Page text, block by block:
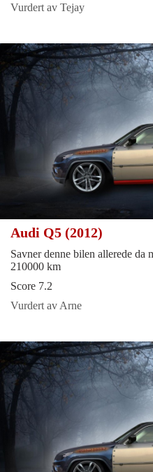
Vurdert av Tejay
Audi Q5 (2012)
Savner denne bilen allerede da
210000 km
Score 7.2
Vurdert av Arne